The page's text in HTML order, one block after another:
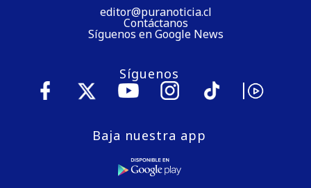
editor@puranoticia.cl
Contáctanos
Síguenos en Google News
Síguenos
Baja nuestra app